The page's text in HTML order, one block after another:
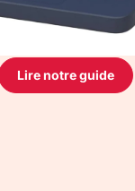
Lire notre guide